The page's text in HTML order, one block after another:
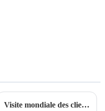
Visite mondiale des clients du PDG de Yantai Youcheng